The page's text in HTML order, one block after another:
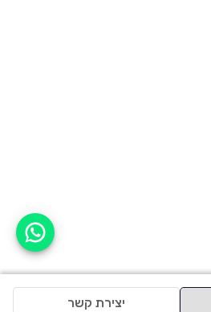
יצירת קשר
אפשר לעזור?